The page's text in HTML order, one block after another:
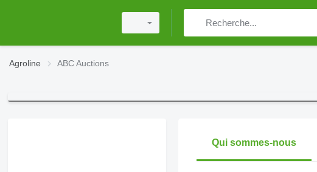
Agroline ABC Auctions
Qui sommes-nous